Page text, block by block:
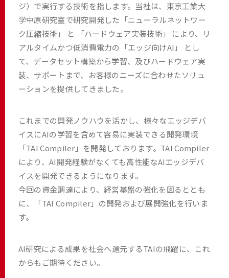
ジ）で実行する技術を指します。当社は、東京工業大
学中原研究室で研究開発した「ニューラルネットワー
ク圧縮技術」 と 「ハードウェア実装技術」 により、リ
アルタイムかつ低消費電力の「エッジ向けAI」 とし
て、データセット構築から学習、及びハードウェア実
装、サポートまで、お客様のニーズに合わせたソリュ
ーションを提供してきました。
これまでの開発ノウハウを活かし、様々なエッジデバ
イスにAIの学習を含めて容易に実装できる開発環境
「TAI Compiler」を開発しております。TAI Compiler
により、AI開発経験がなくても高性能なAIエッジデバ
イスを開発できるようになります。
今回の資金調達により、経営基盤の強化を図るととも
に、「TAI Compiler」の開発および展開強化を行いま
す。
AI研究による成果を社会へ還元するTAIの飛躍に、これ
からもご期待ください。